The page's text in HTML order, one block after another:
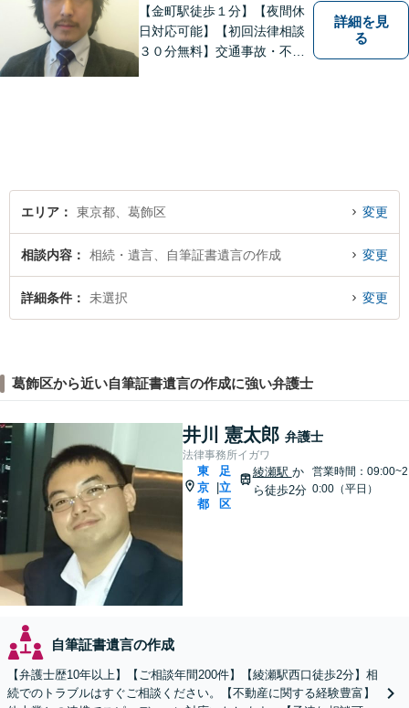
B相談可】
【金町駅徒歩１分】【夜間休
日対応可能】【初回法律相談
３０分無料】交通事故・不動
詳細を見
る
エリア 東京都、葛飾区 変更
相談内容 相続・遺言、自筆証書遺言の作成 変更
詳細条件 未選択 変更
葛飾区から近い自筆証書遺言の作成に強い弁護士
井川 憲太郎 弁護士
法律事務所イガワ
東
京
都
足
立
区
綾瀬駅 か
ら徒歩2分
営業時間：09:00~2
0:00（平日）
自筆証書遺言の作成
【弁護士歴10年以上】【ご相談年間200件】【綾瀬駅西口徒歩2分】相
続でのトラブルはすぐご相談ください。【不動産に関する経験豊富】